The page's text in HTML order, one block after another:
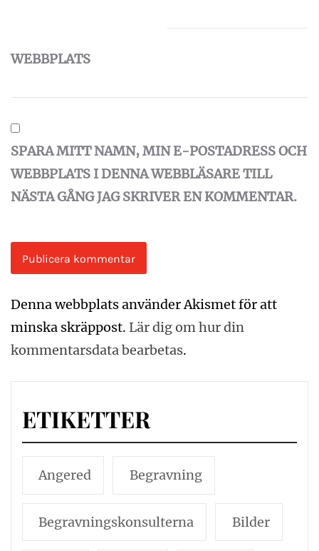
WEBBPLATS
SPARA MITT NAMN, MIN E-POSTADRESS OCH
WEBBPLATS I DENNA WEBBLÄSARE TILL
NÄSTA GÅNG JAG SKRIVER EN KOMMENTAR.
Denna webbplats använder Akismet för att
minska skräppost. Lär dig om hur din
kommentarsdata bearbetas.
ETIKETTER
Angered Begravning
Begravningskonsulterna Bilder